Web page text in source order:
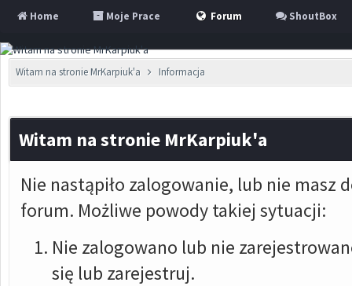
Home Moje Prace Forum ShoutBox
Witam na stronie MrKarpiuk'a Informacja
Witam na stronie MrKarpiuk'a
Nie nastąpiło zalogowanie, lub nie masz
forum. Możliwe powody takiej sytuacji:
Nie zalogowano lub nie
się lub zarejestruj.